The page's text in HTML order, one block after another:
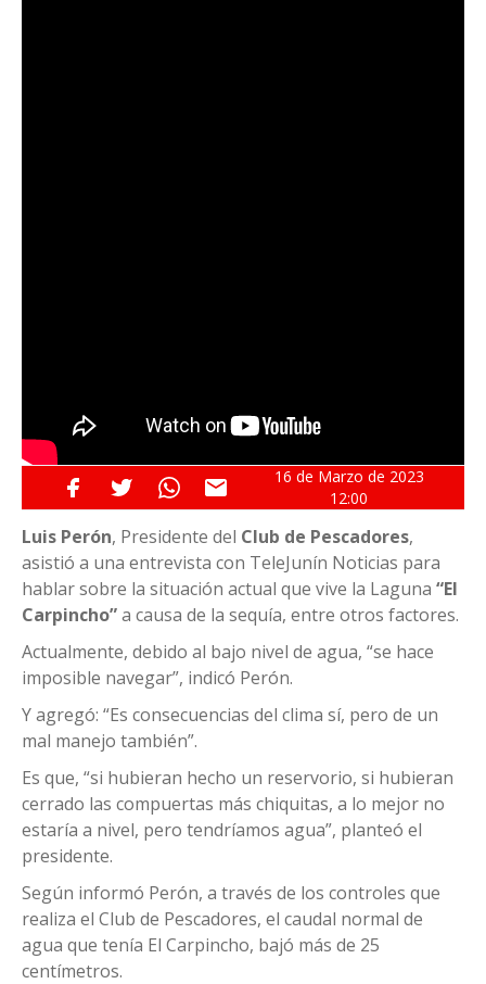
16 de Marzo de 2023
12:00
Luis Perón, Presidente del Club de Pescadores,
asistió a una entrevista con TeleJunín Noticias para
hablar sobre la situación actual que vive la Laguna “El
Carpincho”a causa de la sequía, entre otros factores.
Actualmente, debido al bajo nivel de agua, “se hace
imposible navegar”, indicó Perón.
Y agregó: “Es consecuencias del clima sí, pero de un
mal manejo también”.
Es que, “si hubieran hecho un reservorio, si hubieran
cerrado las compuertas más chiquitas, a lo mejor no
estaría a nivel, pero tendríamos agua”, planteó el
presidente.
Según informó Perón, a través de los controles que
realiza el Club de Pescadores, el caudal normal de
agua que tenía El Carpincho, bajó más de 25
centímetros.